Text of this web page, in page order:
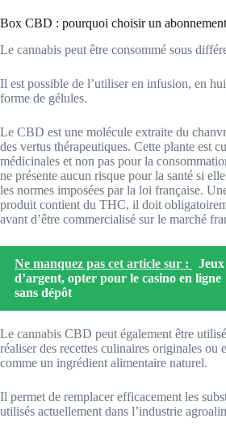
Box CBD : pourquoi choisir un
Le cannabis peut être consommé sous
Il est possible de l’utiliser en infusion, en
forme de gélules.
Le CBD est une molécule extraite du
des vertus thérapeutiques. Cette plante est
médicinales et non pas pour la
ne présente aucun risque pour la santé si
les normes imposées par la loi française.
produit contient du THC, il doit
avant d’être commercialisé sur le marché
Ne manquez pas cet article sur :
Jeux
d’argent, opter pour le casino en ligne
sans dépôt
Le cannabis CBD peut également être
réaliser des recettes culinaires originales ou
comme un ingrédient alimentaire naturel.
Il permet de remplacer efficacement les
utilisés actuellement dans l’industrie